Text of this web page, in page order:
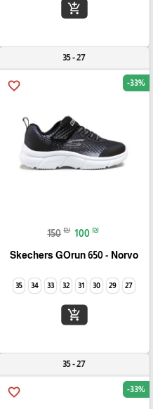
add_shopping_cart
27 - 35
favorite_border -33%
150 ₪ 100 ₪
Skechers GOrun 650 - Norvo
27
29
30
31
32
33
34
35
add_shopping_cart
27 - 35
favorite_border -33%